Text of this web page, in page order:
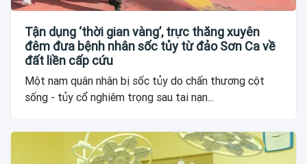
Tận dụng ‘thời gian vàng’, trực thăng xuyên
đêm đưa bệnh nhân sốc tủy từ đảo Sơn Ca về
đất liền cấp cứu
Một nam quân nhân bị sốc tủy do chấn thương cột
sống - tủy cổ nghiêm trọng sau tai nạn...